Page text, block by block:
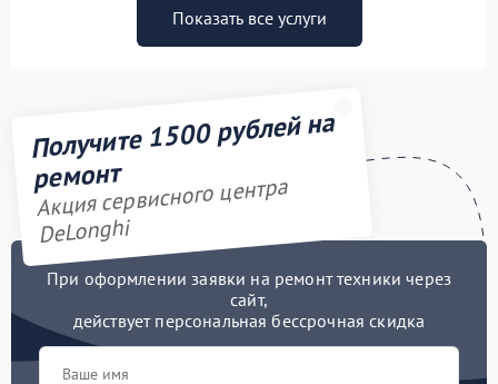
Показать все услуги
Получите 1500 рублей на
ремонт
Акция сервисного центра
DeLonghi
При оформлении заявки на ремонт техники через
сайт,
действует персональная бессрочная скидка